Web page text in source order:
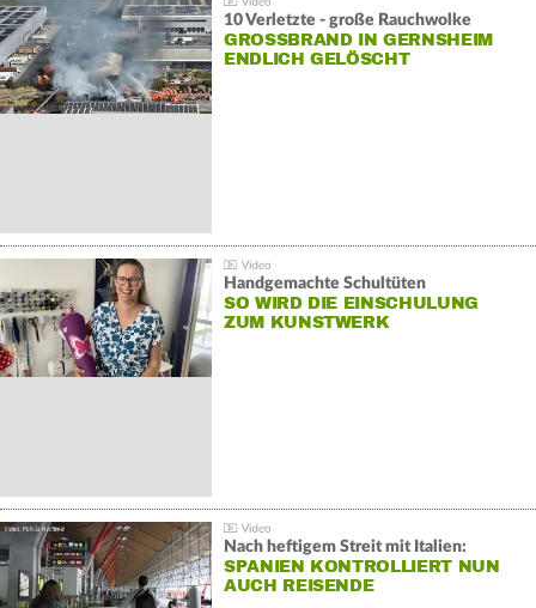
10 Verletzte - große Rauchwolke
GROSSBRAND IN GERNSHEIM E
NDLICH GELÖSCHT
Handgemachte Schultüten
SO WIRD DIE EINSCHULUNG
ZUM KUNSTWERK
Nach heftigem Streit mit Italien:
SPANIEN KONTROLLIERT NUN
AUCH REISENDE